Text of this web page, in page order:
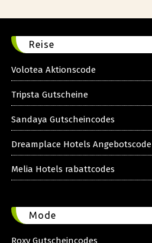
Reise
Volotea Aktionscode
Tripsta Gutscheine
Sandaya Gutscheincodes
Dreamplace Hotels Angebotscode
Melia Hotels rabattcodes
Mode
Roxy Gutscheincodes